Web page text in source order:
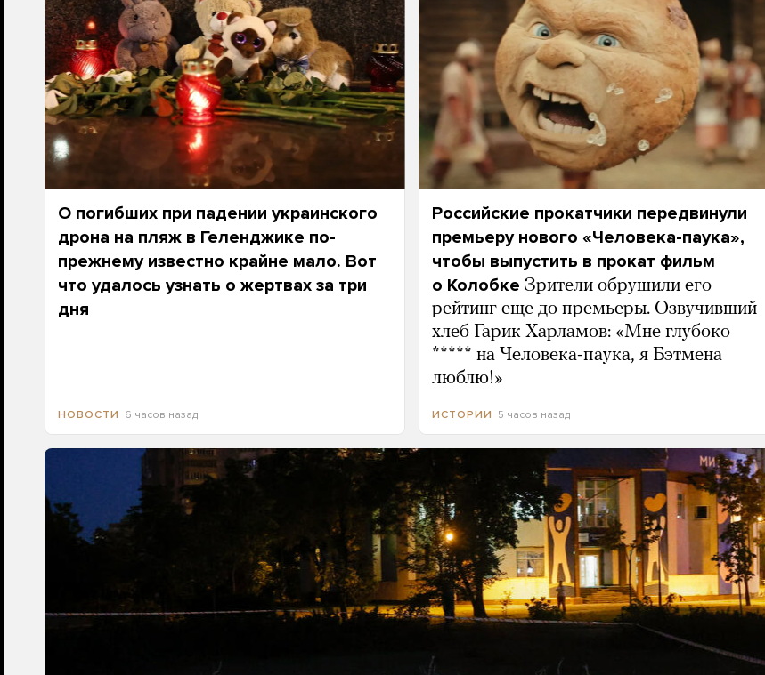
О погибших при падении украинского
дрона на пляж в Геленджике по-
прежнему известно крайне мало. Вот
что удалось узнать о жертвах за три
дня
НОВОСТИ 6 часов назад
Российские прокатчики передвинули
премьеру нового «Человека-паука»,
чтобы выпустить в прокат фильм
о Колобке Зрители обрушили его
рейтинг еще до премьеры. Озвучивший
хлеб Гарик Харламов: «Мне глубоко
***** на Человека-паука, я Бэтмена
люблю!»
ИСТОРИИ 5 часов назад